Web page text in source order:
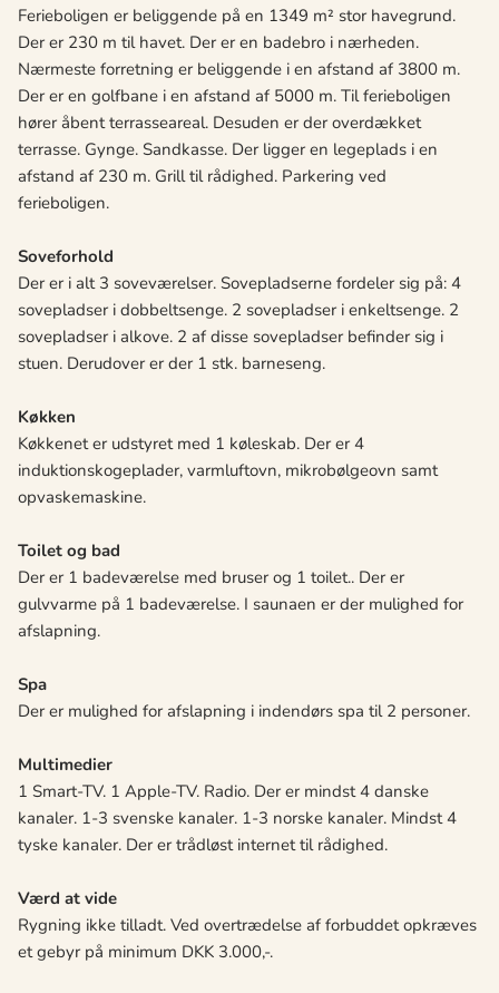
Ferieboligen er beliggende på en 1349 m² stor havegrund.
Der er 230 m til havet. Der er en badebro i nærheden.
Nærmeste forretning er beliggende i en afstand af 3800 m.
Der er en golfbane i en afstand af 5000 m. Til ferieboligen
hører åbent terrasseareal. Desuden er der overdækket
terrasse. Gynge. Sandkasse. Der ligger en legeplads i en
afstand af 230 m. Grill til rådighed. Parkering ved
ferieboligen.
Soveforhold
Der er i alt 3 soveværelser. Sovepladserne fordeler sig på: 4
sovepladser i dobbeltsenge. 2 sovepladser i enkeltsenge. 2
sovepladser i alkove. 2 af disse sovepladser befinder sig i
stuen. Derudover er der 1 stk. barneseng.
Køkken
Køkkenet er udstyret med 1 køleskab. Der er 4
induktionskogeplader, varmluftovn, mikrobølgeovn samt
opvaskemaskine.
Toilet og bad
Der er 1 badeværelse med bruser og 1 toilet.. Der er
gulvvarme på 1 badeværelse. I saunaen er der mulighed for
afslapning.
Spa
Der er mulighed for afslapning i indendørs spa til 2 personer.
Multimedier
1 Smart-TV. 1 Apple-TV. Radio. Der er mindst 4 danske
kanaler. 1-3 svenske kanaler. 1-3 norske kanaler. Mindst 4
tyske kanaler. Der er trådløst internet til rådighed.
Værd at vide
Rygning ikke tilladt. Ved overtrædelse af forbuddet opkræves
et gebyr på minimum DKK 3.000,-.